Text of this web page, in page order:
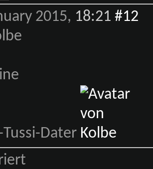
2015, 18:21 #12
Dater